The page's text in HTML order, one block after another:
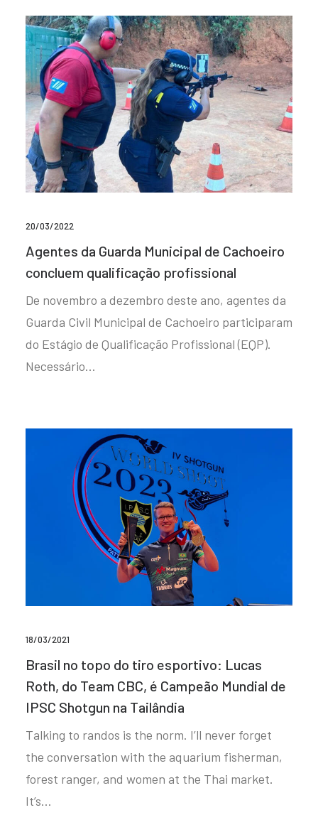
20/03/2022
Agentes da Guarda Municipal de Cachoeiro
concluem qualificação profissional
De novembro a dezembro deste ano, agentes da
Guarda Civil Municipal de Cachoeiro participaram
do Estágio de Qualificação Profissional (EQP).
Necessário…
18/03/2021
Brasil no topo do tiro esportivo: Lucas
Roth, do Team CBC, é Campeão Mundial de
IPSC Shotgun na Tailândia
Talking to randos is the norm. I’ll never forget
the conversation with the aquarium fisherman,
forest ranger, and women at the Thai market.
It’s…